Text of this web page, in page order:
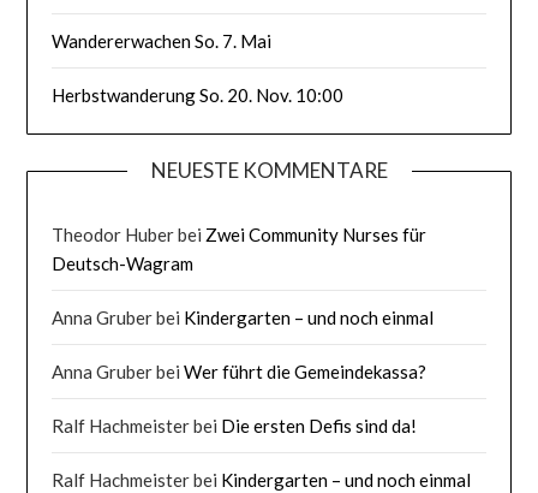
Wandererwachen So. 7. Mai
Herbstwanderung So. 20. Nov. 10:00
NEUESTE KOMMENTARE
Theodor Huberbei Zwei Community Nurses für
Deutsch-Wagram
Anna Gruberbei Kindergarten – und noch einmal
Anna GruberbeiWer führt die Gemeindekassa?
Ralf Hachmeisterbei Die ersten Defis sind da!
Ralf Hachmeisterbei Kindergarten – und noch einmal